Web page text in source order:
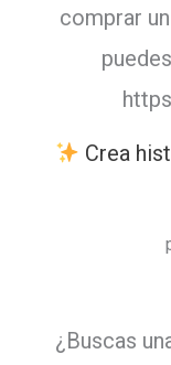
comprar
Crea
¿Buscas